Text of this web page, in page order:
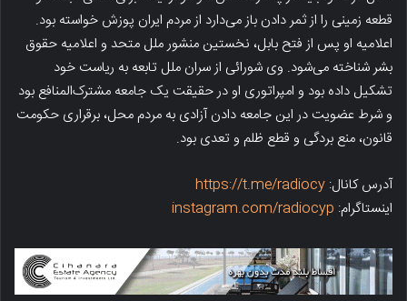
قطعه زمینی را از ثمر دادن باز می‌دارد از مردم ایران پوزش خواسته بود.
اعلامیه او پس از فتح بابل، نخستین منشور ملل متحد و اعلامیه حقوق
بشر شناخته می‌شود. وی شورائی از سران ملل تابعه به ریاست خود
تشکیل داده بود و امپراتوری او در حقیقت یک جامعه مشترک‌المنافع بود
و شرط عضویت در این جامعه دادن آزادی به مردم محل، برقراری حکومت
قانون، منع بردگی و قطع ظلم و تعدی بود.
آدرس کانال: https://t.me/radiocy
اینستاگرام: instagram.com/radiocyp